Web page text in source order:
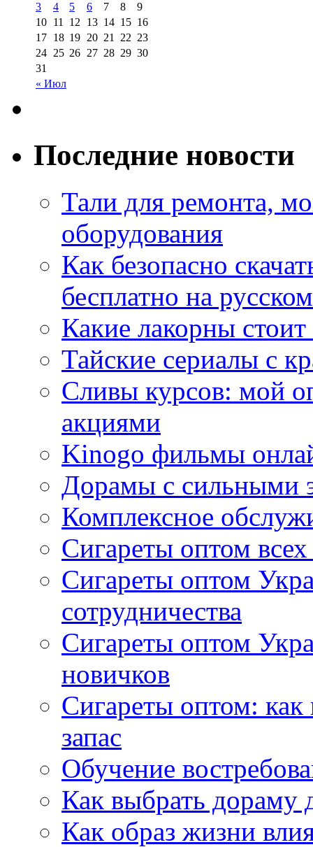
« Июл
3 4 5 6 7 8
9
10 11 12 13 14 15 16
17 18 19 20 21 22 23
24 25 26 27 28 29 30
31
Последние новости
Тали для ремонта,
оборудования
Как безопасно
бесплатно на
Какие лакорны
Тайские сериалы с
Сливы курсов: мой
акциями
Kinogo фильмы
Дорамы с сильными
Комплексное
Сигареты оптом
Сигареты оптом
сотрудничества
Сигареты оптом
новичков
Сигареты оптом:
запас
Обучение
Как выбрать дораму
Как образ жизни